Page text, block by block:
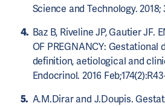
Science and Technology. 2018;
Baz B, Riveline JP, Gautier JF.
OF PREGNANCY: Gestational
definition, aetiological and
Endocrinol. 2016
A.M.Dirar and J.Doupis.